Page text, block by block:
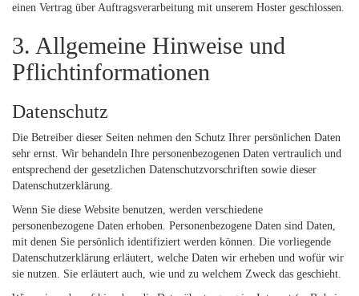
einen Vertrag über Auftragsverarbeitung mit unserem Hoster geschlossen.
3. Allgemeine Hinweise und
Pflicht­informationen
Datenschutz
Die Betreiber dieser Seiten nehmen den Schutz Ihrer persönlichen Daten
sehr ernst. Wir behandeln Ihre personenbezogenen Daten vertraulich und
entsprechend der gesetzlichen Datenschutzvorschriften sowie dieser
Datenschutzerklärung.
Wenn Sie diese Website benutzen, werden verschiedene
personenbezogene Daten erhoben. Personenbezogene Daten sind Daten,
mit denen Sie persönlich identifiziert werden können. Die vorliegende
Datenschutzerklärung erläutert, welche Daten wir erheben und wofür wir
sie nutzen. Sie erläutert auch, wie und zu welchem Zweck das geschieht.